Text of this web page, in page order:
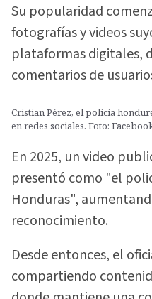
Su popularidad
fotografías y videos
plataformas digitales,
comentarios de
Cristian Pérez, el policía
en redes sociales. Foto:
En 2025, un video
presentó como "el
Honduras",
reconocimiento.
Desde entonces, el
compartiendo